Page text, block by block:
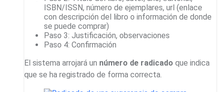
ISBN/ISSN, número de ejemplares, url (enlace
con descripción del libro o información de donde
se puede comprar)
Paso 3: Justificación, observaciones
Paso 4: Confirmación
El sistema arrojará un número de radicado que indica
que se ha registrado de forma correcta.